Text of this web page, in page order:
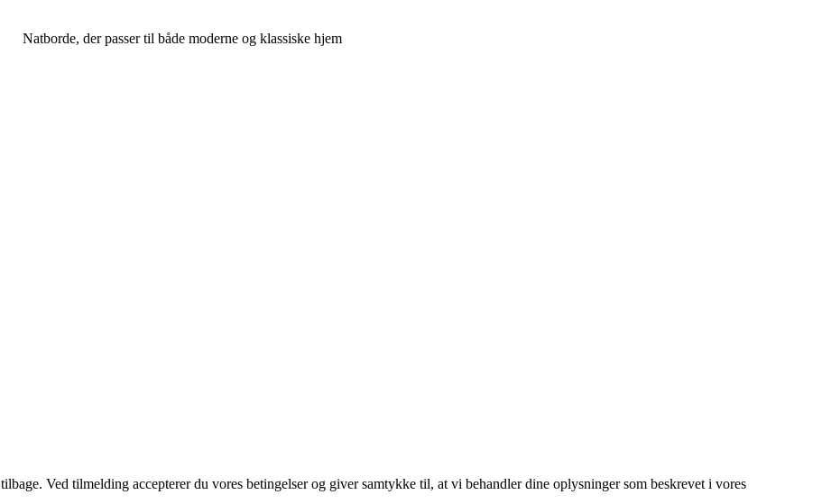
Natborde, der passer til både moderne og klassiske hjem
Ved tilmelding accepterer du vores betingelser og giver samtykke til, at vi behandler dine oplysninger som beskrevet i vores